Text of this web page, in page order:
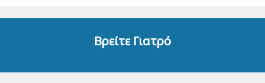
Βρείτε Γιατρό